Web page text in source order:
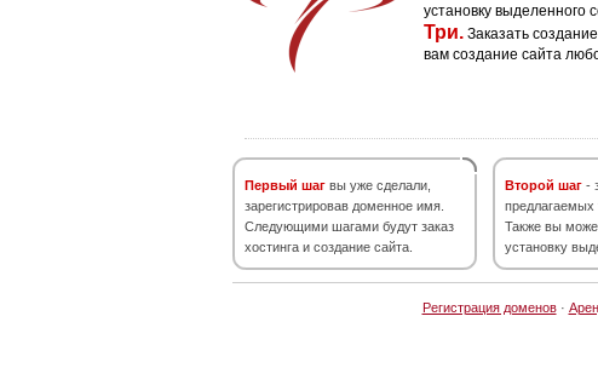
установку выделенного
Три. Заказать
вам создание сайта
Первый шаг вы уже сделали,
зарегистрировав доменное имя.
Следующими шагами будут заказ
хостинга и создание сайта.
Второй шаг -
предлагаемых
Также вы
установку
Регистрация доменов·